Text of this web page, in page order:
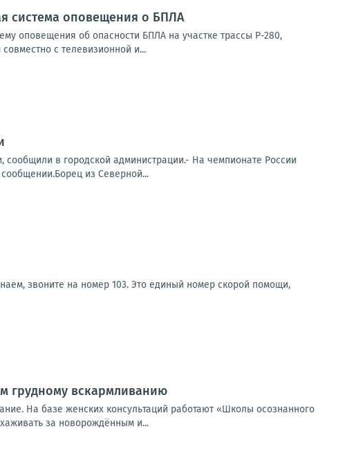
система оповещения о БПЛА
оповещения об опасности БПЛА на участке трассы Р-280,
с телевизионной и...
в городской администрации.- На чемпионате России
из Северной...
звоните на номер 103. Это единый номер скорой помощи,
грудному вскармливанию
На базе женских консультаций работают «Школы осознанного
за новорождённым и...